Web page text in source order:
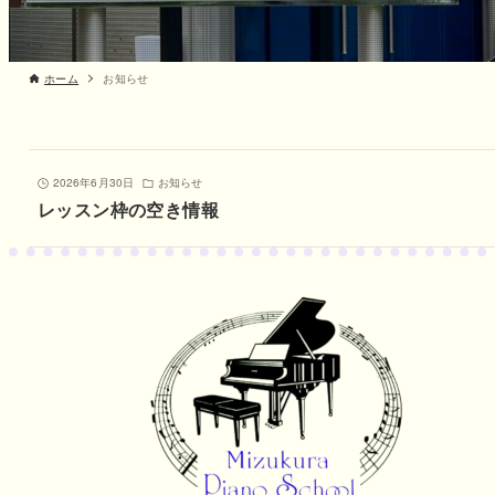
ホーム お知らせ
2026年6月30日 お知らせ
レッスン枠の空き情報